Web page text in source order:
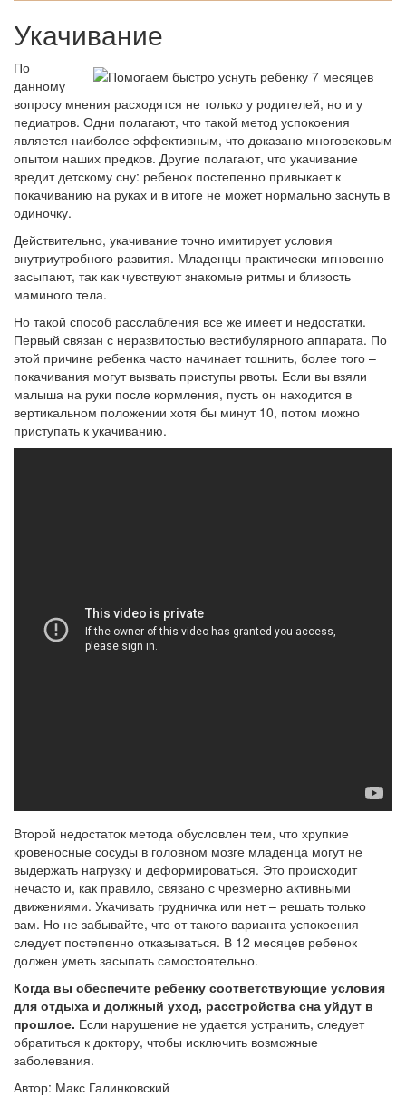
Укачивание
По
данному
вопросу мнения расходятся не только у родителей, но и у
педиатров. Одни полагают, что такой метод успокоения
является наиболее эффективным, что доказано многовековым
опытом наших предков. Другие полагают, что укачивание
вредит детскому сну: ребенок постепенно привыкает к
покачиванию на руках и в итоге не может нормально заснуть в
одиночку.
Действительно, укачивание точно имитирует условия
внутриутробного развития. Младенцы практически мгновенно
засыпают, так как чувствуют знакомые ритмы и близость
маминого тела.
Но такой способ расслабления все же имеет и недостатки.
Первый связан с неразвитостью вестибулярного аппарата. По
этой причине ребенка часто начинает тошнить, более того –
покачивания могут вызвать приступы рвоты. Если вы взяли
малыша на руки после кормления, пусть он находится в
вертикальном положении хотя бы минут 10, потом можно
приступать к укачиванию.
Второй недостаток метода обусловлен тем, что хрупкие
кровеносные сосуды в головном мозге младенца могут не
выдержать нагрузку и деформироваться. Это происходит
нечасто и, как правило, связано с чрезмерно активными
движениями. Укачивать грудничка или нет – решать только
вам. Но не забывайте, что от такого варианта успокоения
следует постепенно отказываться. В 12 месяцев ребенок
должен уметь засыпать самостоятельно.
Когда вы обеспечите ребенку соответствующие условия
для отдыха и должный уход, расстройства сна уйдут в
прошлое. Если нарушение не удается устранить, следует
обратиться к доктору, чтобы исключить возможные
заболевания.
Автор: Макс Галинковский